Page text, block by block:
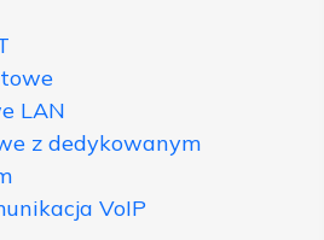
LAN
z dedykowanym
VoIP